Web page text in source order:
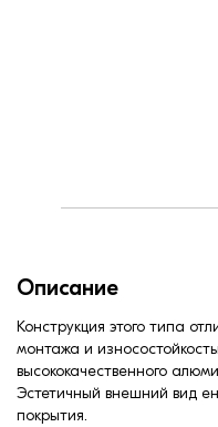
Описание
Конструкция этого типа
монтажа и
высококачественного
Эстетичный внешний вид
покрытия.